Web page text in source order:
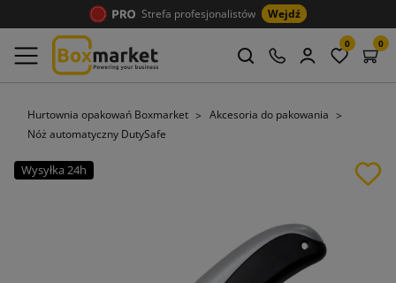
Strefa profesjonalistów Wejdź
0 0
Hurtownia opakowań Boxmarket
Akcesoria do pakowania
Nóż automatyczny DutySafe
Wysyłka 24h